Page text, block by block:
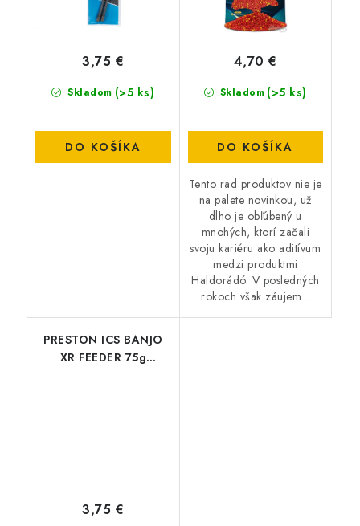
Skladom (>5 ks)
3,75 €
DO KOŠÍKA
Skladom (>5 ks)
4,70 €
DO KOŠÍKA
Tento rad produktov nie je
na palete novinkou, už
dlho je obľúbený u
mnohých, ktorí začali
svoju kariéru ako aditívum
medzi produktmi
Haldorádó. V posledných
rokoch však záujem...
PRESTON ICS BANJO
XR FEEDER 75g
3,75 €